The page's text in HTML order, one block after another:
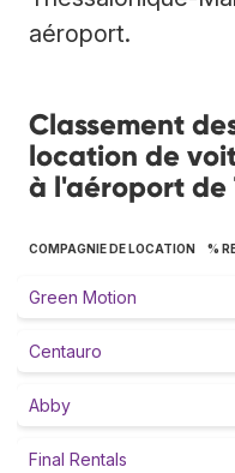
aéroport.
Classement
location de
à l'aéroport de
COMPAGNIE DE LOCATION %
Green Motion
Centauro
Abby
Final Rentals